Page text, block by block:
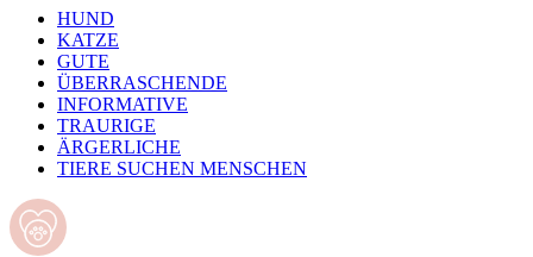
HUND
KATZE
GUTE
ÜBERRASCHENDE
INFORMATIVE
TRAURIGE
ÄRGERLICHE
TIERE SUCHEN MENSCHEN